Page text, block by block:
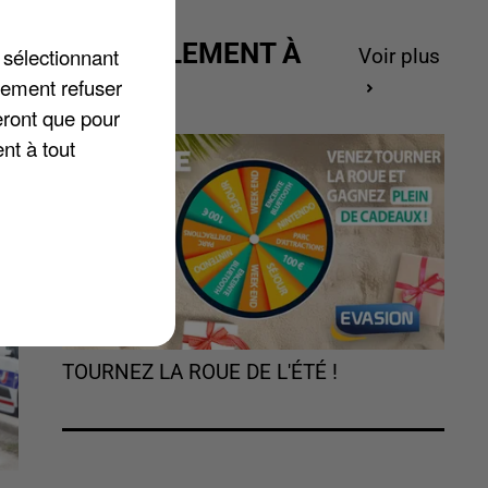
ACTUELLEMENT À
GAGNER
Voir plus
TOURNEZ LA ROUE DE L'ÉTÉ !
refuser
que pour
à tout